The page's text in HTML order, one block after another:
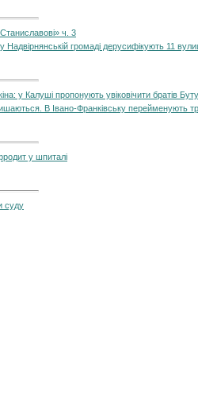
ч. 3
Надвірнянській громаді дерусифікують 11
у Калуші пропонують увіковічити братів
В Івано-Франківську перейменують
у шпиталі
суду